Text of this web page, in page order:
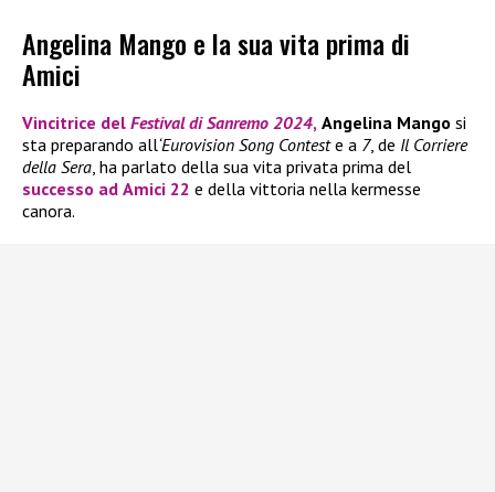
Angelina Mango e la sua vita prima di
Amici
Vincitrice del Festival di Sanremo 2024, Angelina Mango si
sta preparando all‘Eurovision Song Conteste a 7, de Il Corriere
della Sera, ha parlato della sua vita privata prima del
successo ad Amici 22 e della vittoria nella kermesse
canora.